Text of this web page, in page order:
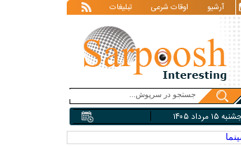
تبلیغات اوقات شرعی آرشیو
۱۵ مرداد ۱۴۰۵